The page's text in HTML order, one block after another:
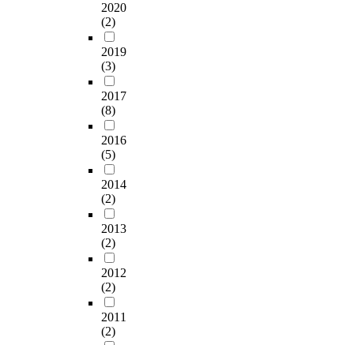
2020
(2)
2019
(3)
2017
(8)
2016
(5)
2014
(2)
2013
(2)
2012
(2)
2011
(2)